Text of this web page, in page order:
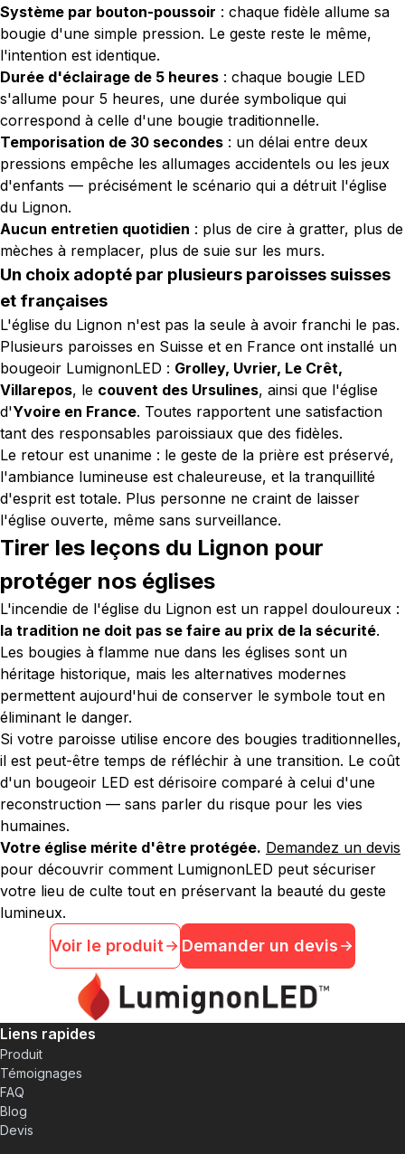
Système par bouton-poussoir : chaque fidèle allume sa
bougie d'une simple pression. Le geste reste le même,
l'intention est identique.
Durée d'éclairage de 5 heures : chaque bougie LED
s'allume pour 5 heures, une durée symbolique qui
correspond à celle d'une bougie traditionnelle.
Temporisation de 30 secondes : un délai entre deux
pressions empêche les allumages accidentels ou les jeux
d'enfants — précisément le scénario qui a détruit l'église
du Lignon.
Aucun entretien quotidien : plus de cire à gratter, plus de
mèches à remplacer, plus de suie sur les murs.
Un choix adopté par plusieurs paroisses suisses
et françaises
L'église du Lignon n'est pas la seule à avoir franchi le pas.
Plusieurs paroisses en Suisse et en France ont installé un
bougeoir LumignonLED : Grolley, Uvrier, Le Crêt,
Villarepos, le couvent des Ursulines, ainsi que l'église
d'Yvoire en France. Toutes rapportent une satisfaction
tant des responsables paroissiaux que des fidèles.
Le retour est unanime : le geste de la prière est préservé,
l'ambiance lumineuse est chaleureuse, et la tranquillité
d'esprit est totale. Plus personne ne craint de laisser
l'église ouverte, même sans surveillance.
Tirer les leçons du Lignon pour
protéger nos églises
L'incendie de l'église du Lignon est un rappel douloureux :
la tradition ne doit pas se faire au prix de la sécurité.
Les bougies à flamme nue dans les églises sont un
héritage historique, mais les alternatives modernes
permettent aujourd'hui de conserver le symbole tout en
éliminant le danger.
Si votre paroisse utilise encore des bougies traditionnelles,
il est peut-être temps de réfléchir à une transition. Le coût
d'un bougeoir LED est dérisoire comparé à celui d'une
reconstruction — sans parler du risque pour les vies
humaines.
Votre église mérite d'être protégée. Demandez un devis
pour découvrir comment LumignonLED peut sécuriser
votre lieu de culte tout en préservant la beauté du geste
lumineux.
Voir le produit Demander un devis
Liens rapides
Produit
Témoignages
FAQ
Blog
Devis